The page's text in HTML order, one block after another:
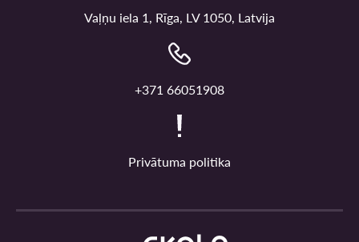
Vaļņu iela 1, Rīga, LV 1050, Latvija
+371 66051908
Privātuma politika